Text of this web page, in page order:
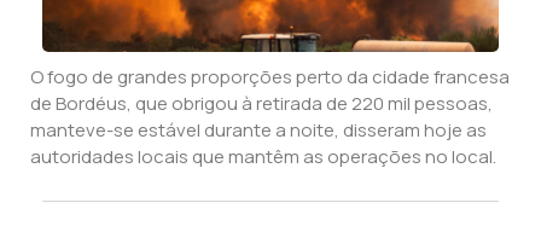
O fogo de grandes proporções perto da cidade francesa
de Bordéus, que obrigou à retirada de 220 mil pessoas,
manteve-se estável durante a noite, disseram hoje as
autoridades locais que mantêm as operações no local.